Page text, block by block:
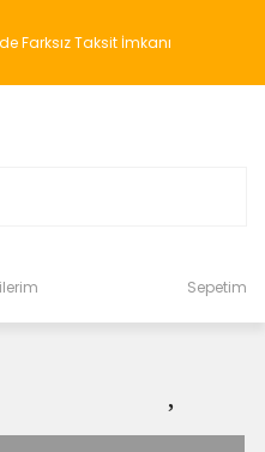
Farksız Taksit İmkanı
Sepetim